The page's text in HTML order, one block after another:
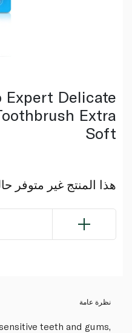
Expert Delicate
Extra
Soft
هذا المنتج غير متوفر
نظرة عامة
teeth and gums,